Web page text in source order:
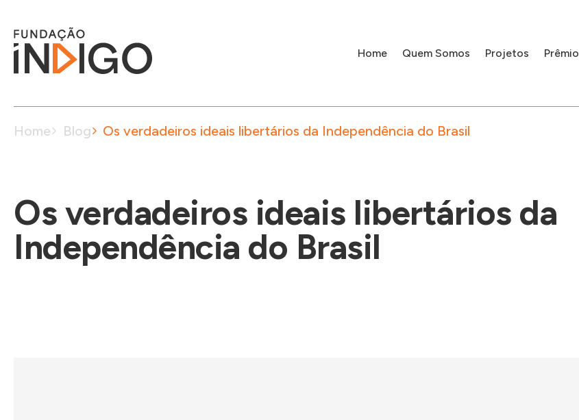
Home Quem Somos Projetos Prêmio
Home Blog Os verdadeiros ideais libertários da Independência do Brasil
Os verdadeiros ideais libertários da
Independência do Brasil